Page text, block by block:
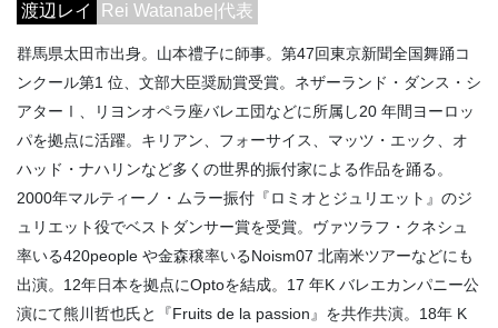
渡辺レイ Rei Watanabe|代表
群馬県太田市出身。山本禮子に師事。第47回東京新聞全国舞踊コ
ンクール第1 位、文部大臣奨励賞受賞。ネザーランド・ダンス・シ
アターⅠ、リヨンオペラ座バレエ団などに所属し20 年間ヨーロッ
パを拠点に活躍。キリアン、フォーサイス、マッツ・エック、オ
ハッド・ナハリンなど多くの世界的振付家による作品を踊る。
2000年マルティーノ・ムラー振付『ロミオとジュリエット』のジ
ュリエット役でベストダンサー賞を受賞。ヴァツラフ・クネシュ
率いる420people や金森穣率いるNoism07 北南米ツアーなどにも
出演。12年日本を拠点にOptoを結成。17 年K バレエカンパニー公
演にて熊川哲也氏と『Fruits de la passion』を共作共演。18年 K